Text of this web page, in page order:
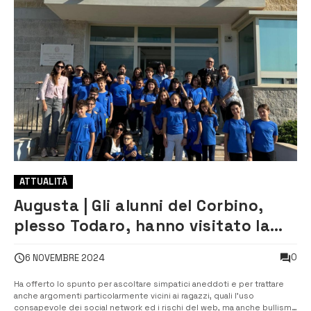
ATTUALITÀ
Augusta | Gli alunni del Corbino,
plesso Todaro, hanno visitato la
6 NOVEMBRE 2024 0
Ha offerto lo spunto per ascoltare simpatici aneddoti e per trattare
anche argomenti particolarmente vicini ai ragazzi, quali l’uso
consapevole dei social network ed i rischi del web, ma anche bullismo